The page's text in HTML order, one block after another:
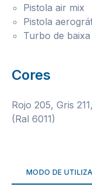
Pistola air mix
Pistola
Turbo de
Cores
Rojo 205, Gris
(Ral 6011)
MODO DE